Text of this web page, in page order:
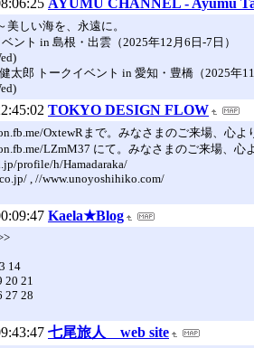
美しい海を、永遠に。
ント in 島根・出雲（2025年12月6日-7日）
太郎 トークイベント in 愛知・豊橋（2025年11
TOKYO DESIGN FLOW
OxtewRまで。みなさまのご来場、心よ
LZmM37 にて。みなさまのご来場、心
profile/h/Hamadaraka/
, //www.unoyoshihiko.com/
Kaela★Blog
14
20 21
27 28
七尾旅人 web site